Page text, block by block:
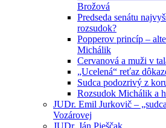
Brožová
Predseda senátu
rozsudok?
Popperov princíp –
Michálik
Cervanová a muži v
„Ucelená“ reťaz
Sudca podozrivý z
Rozsudok Michálik a
JUDr. Emil Jurkovič –
Vozárovej
JUDr. Ján Pješčak